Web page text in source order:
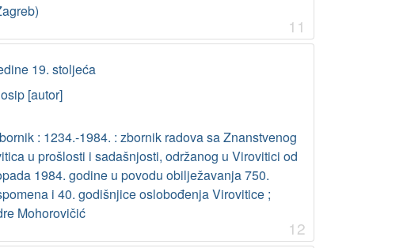
11
19. stoljeća
[autor]
: 1234.-1984. : zbornik radova sa Znanstvenog
u prošlosti i sadašnjosti, održanog u Virovitici od
1984. godine u povodu obilježavanja 750.
i 40. godišnjice oslobođenja Virovitice ;
Mohorovičić
12